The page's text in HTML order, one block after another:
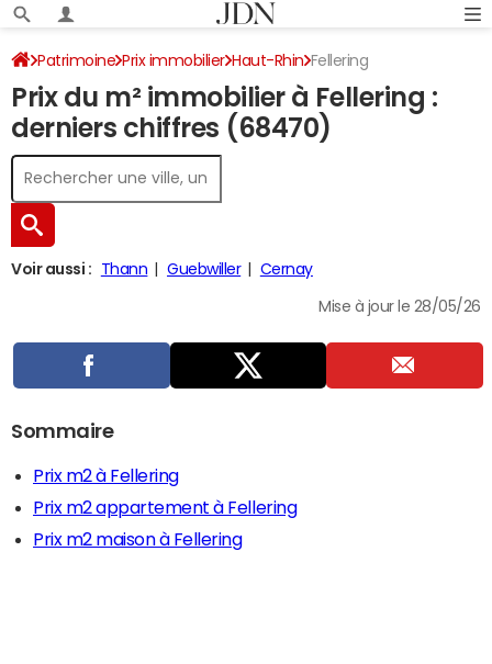
Patrimoine Prix immobilier Haut-Rhin Fellering
Prix du m² immobilier à Fellering :
derniers chiffres (68470)
Voir aussi : Thann Guebwiller Cernay
Mise à jour le 28/05/26
Sommaire
Prix m2 à Fellering
Prix m2 appartement à Fellering
Prix m2 maison à Fellering